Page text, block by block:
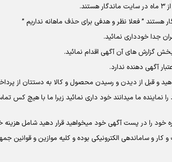
نماینده ما میدانند خود داری نمائید زیرا ما با